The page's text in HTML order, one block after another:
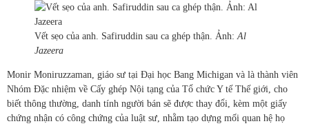
Vết sẹo của anh. Safiruddin sau ca ghép thận. Ảnh: Al
Jazeera
Monir Moniruzzaman, giáo sư tại Đại học Bang Michigan và là thành viên
Nhóm Đặc nhiệm về Cấy ghép Nội tạng của Tổ chức Y tế Thế giới, cho
biết thông thường, danh tính người bán sẽ được thay đổi, kèm một giấy
chứng nhận có công chứng của luật sư, nhằm tạo dựng mối quan hệ họ